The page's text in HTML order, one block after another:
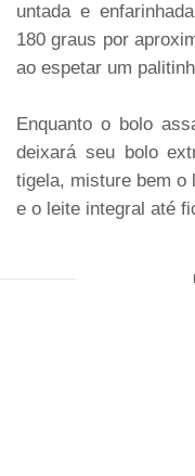
untada e
180 graus por
ao espetar um
Enquanto o bolo
deixará seu bolo
tigela, misture bem o
e o leite integral até